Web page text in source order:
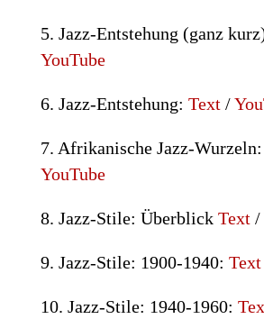
5. Jazz-Entstehung (ganz
YouTube
6. Jazz-Entstehung: Text/
7. Afrikanische Jazz-Wurzeln:
YouTube
8. Jazz-Stile: Überblick Text/
9. Jazz-Stile: 1900-1940: Text
10. Jazz-Stile: 1940-1960: